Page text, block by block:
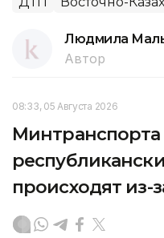
Людмила
Автор
08:33, 05 Августа 2026
Минтранспорта
происходят